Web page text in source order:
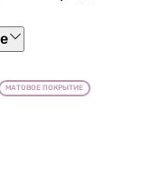
МАТОВОЕ ПОКРЫТИЕ